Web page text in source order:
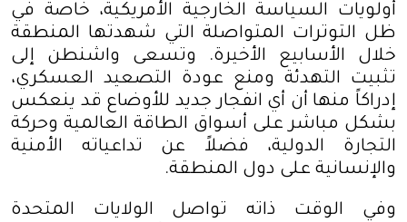
أولويات السياسة الخارجية الأمريكية، خاصة في
ظل التوترات المتواصلة التي شهدتها المنطقة
خلال الأسابيع الأخيرة. وتسعى واشنطن إلى
تثبيت التهدئة ومنع عودة التصعيد العسكري،
إدراكاً منها أن أي انفجار جديد للأوضاع قد ينعكس
بشكل مباشر على أسواق الطاقة العالمية وحركة
التجارة الدولية، فضلاً عن تداعياته الأمنية
والإنسانية على دول المنطقة.
وفي الوقت ذاته تواصل الولايات المتحدة